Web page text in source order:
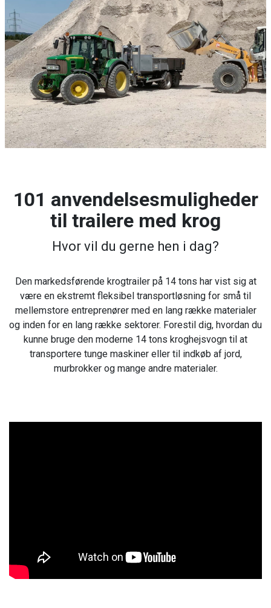
101 anvendelsesmuligheder
til trailere med krog
Hvor vil du gerne hen i dag?
Den markedsførende krogtrailer på 14 tons har vist sig at
være en ekstremt fleksibel transportløsning for små til
mellemstore entreprenører med en lang række materialer
og inden for en lang række sektorer. Forestil dig, hvordan du
kunne bruge den moderne 14 tons kroghejsvogn til at
transportere tunge maskiner eller til indkøb af jord,
murbrokker og mange andre materialer.